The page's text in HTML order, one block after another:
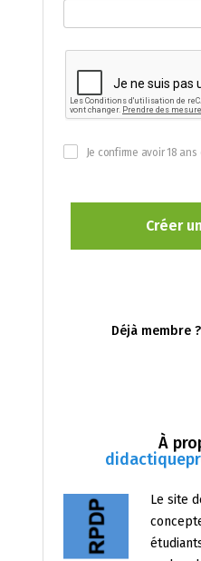
À
Le site
Je confirme avoir 18
Déjà membre ?